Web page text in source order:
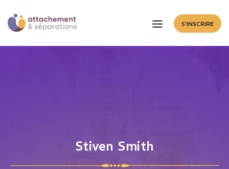
S'INSCRIRE
Stiven Smith